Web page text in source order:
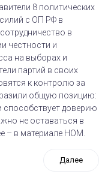
8 политических
с ОП РФ в
в
честности и
на выборах и
партий в своих
к контролю за
общую позицию:
доверию
не оставаться в
– в материале НОМ.
Далее